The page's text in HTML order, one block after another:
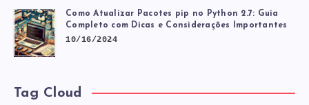
Como Atualizar Pacotes pip no Python 2.7: Guia
Completo com Dicas e Considerações Importantes
10/16/2024
Tag Cloud